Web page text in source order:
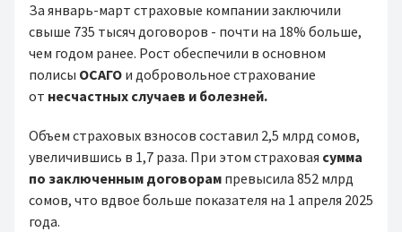
За январь-март страховые компании заключили
свыше 735 тысяч договоров - почти на 18% больше,
чем годом ранее. Рост обеспечили в основном
полисы ОСАГО и добровольное страхование
от несчастных случаев и болезней.
Объем страховых взносов составил 2,5 млрд сомов,
увеличившись в 1,7 раза. При этом страховая сумма
по заключенным договорам превысила 852 млрд
сомов, что вдвое больше показателя на 1 апреля 2025
года.